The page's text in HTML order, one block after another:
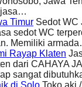
jasa…
Timur Sedot WC
sedot WC
Memiliki
Rayap Klaten
dari CAHAYA
sangat
di Solo Toko aki